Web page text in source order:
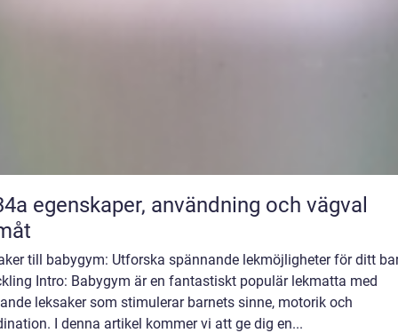
och vägval
till babygym: Utforska spännande lekmöjligheter för ditt
Intro: Babygym är en fantastiskt populär lekmatta med
leksaker som stimulerar barnets sinne, motorik och
I denna artikel kommer vi att ge dig en...